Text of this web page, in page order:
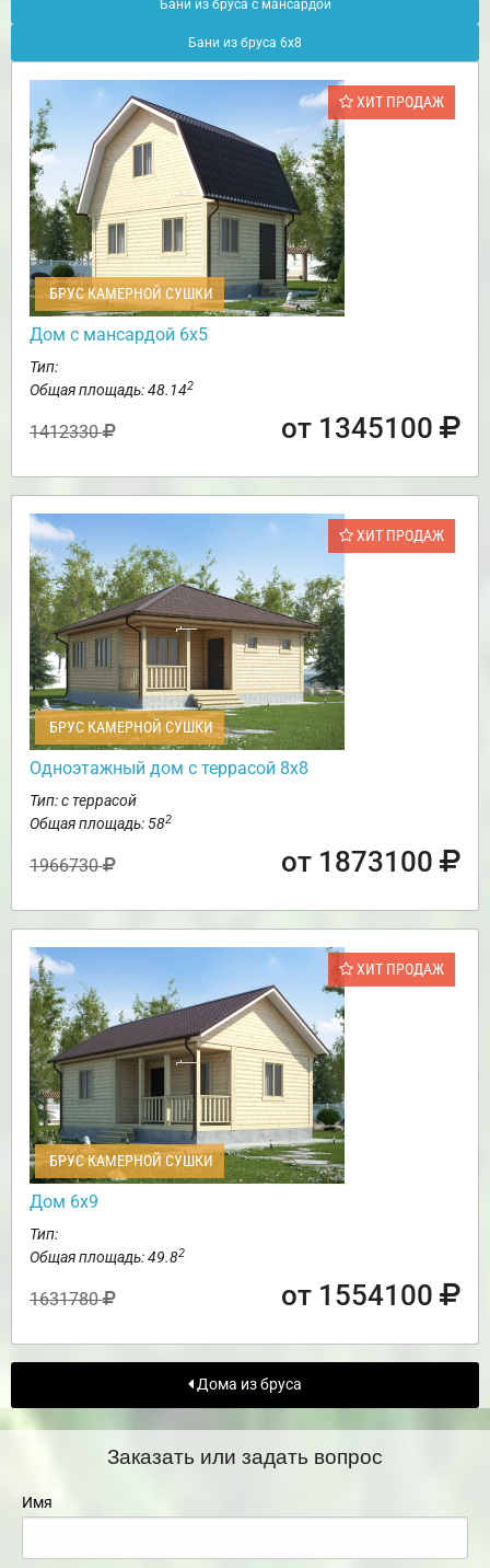
Бани из бруса с мансардой
Бани из бруса 6х8
ХИТ ПРОДАЖ
БРУС КАМЕРНОЙ СУШКИ
Дом с мансардой 6х5
Тип:
Общая площадь: 48.142
1412330 от 1345100
ХИТ ПРОДАЖ
БРУС КАМЕРНОЙ СУШКИ
Одноэтажный дом с террасой 8х8
Тип: с террасой
Общая площадь: 582
1966730 от 1873100
ХИТ ПРОДАЖ
БРУС КАМЕРНОЙ СУШКИ
Дом 6х9
Тип:
Общая площадь: 49.82
1631780 от 1554100
Дома из бруса
Заказать или задать вопрос
Имя